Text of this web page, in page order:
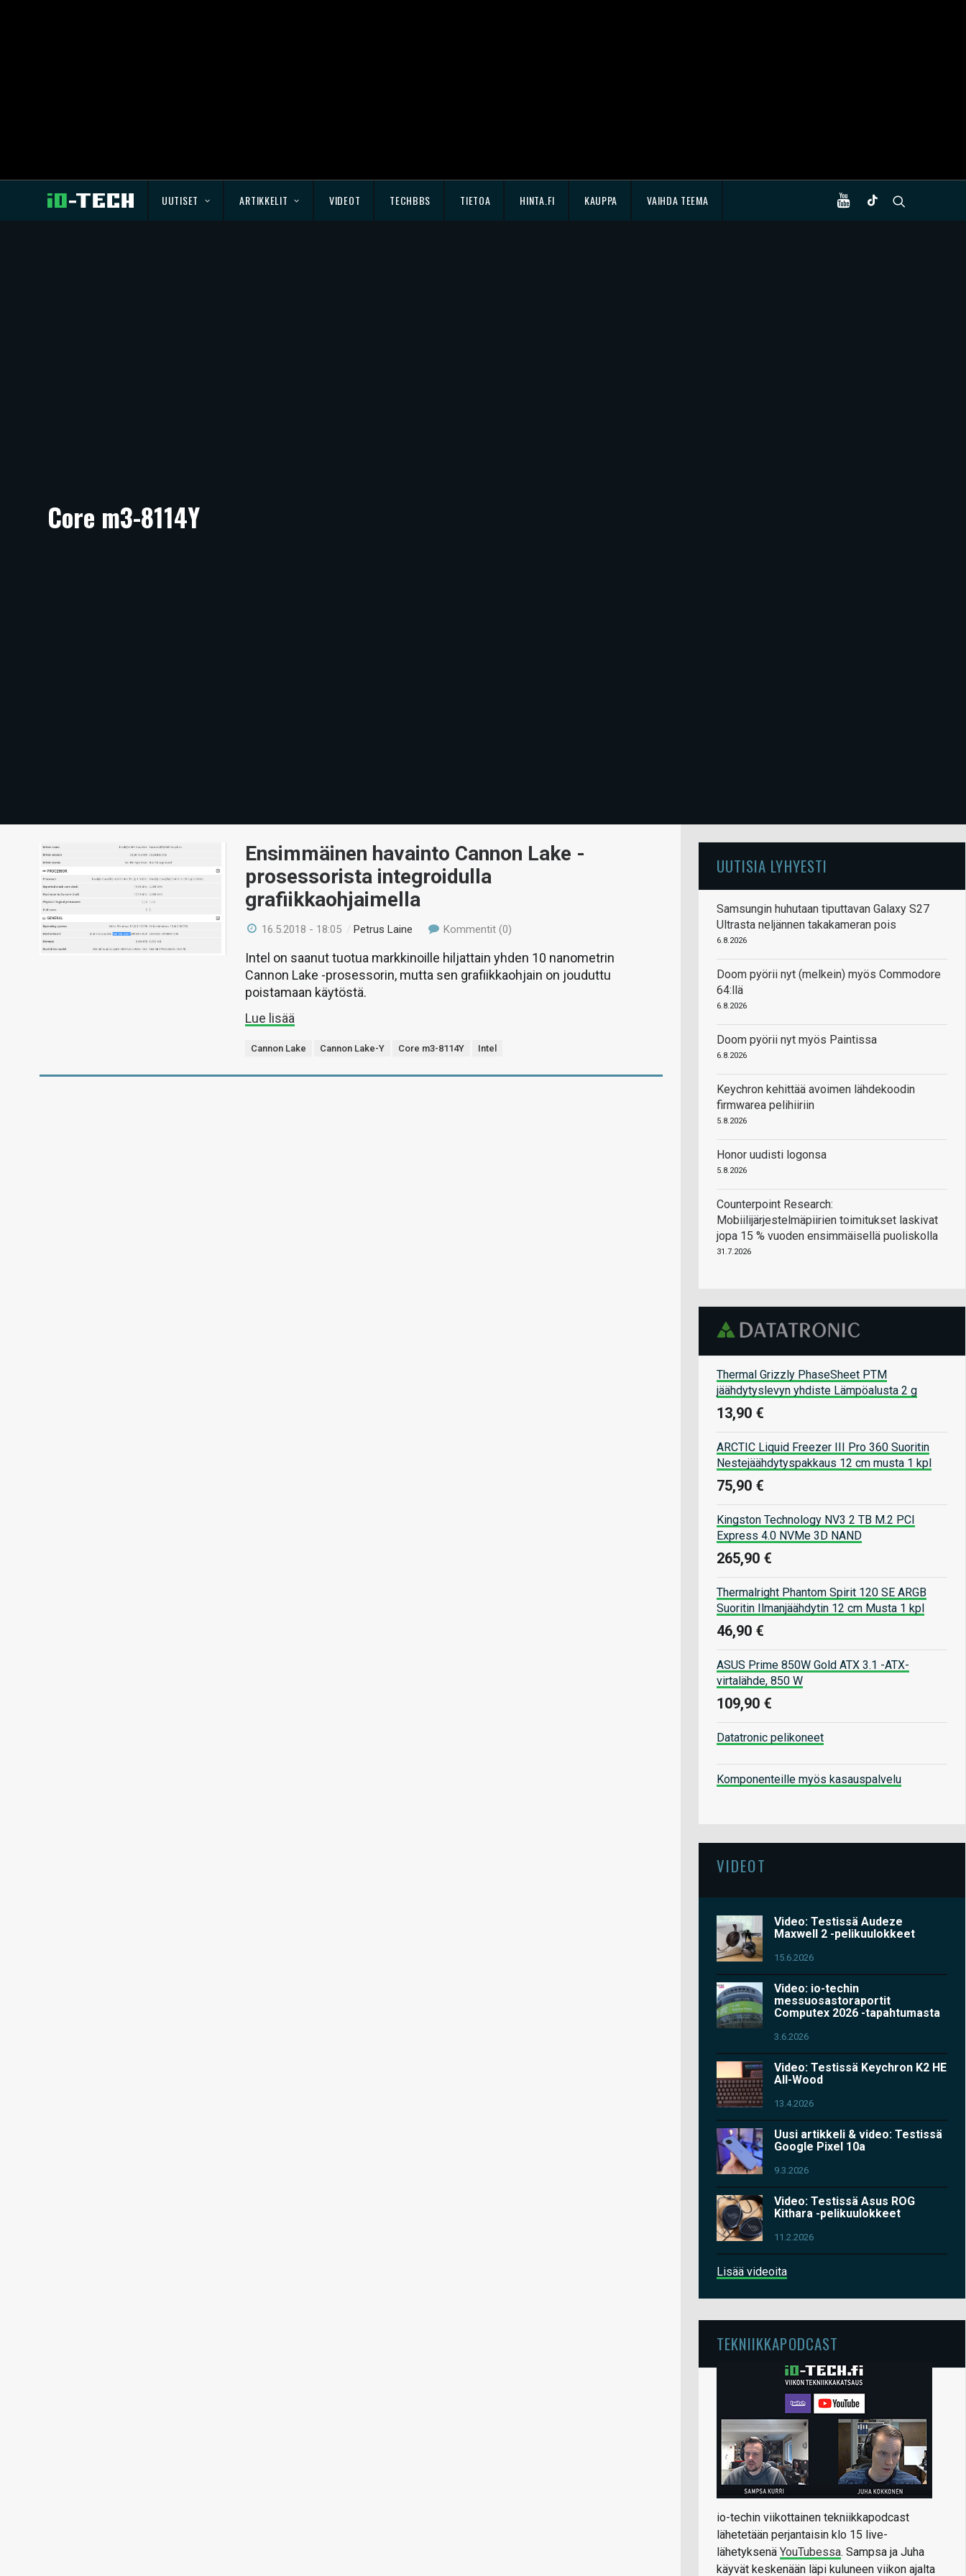
UUTISET ARTIKKELIT VIDEOT TECHBBS TIETOA HINTA.FI KAUPPA VAIHDA TEEMA
Core m3-8114Y
Ensimmäinen havainto Cannon Lake -
prosessorista integroidulla
grafiikkaohjaimella
16.5.2018 - 18:05 /Petrus Laine Kommentit (0)
Intel on saanut tuotua markkinoille hiljattain yhden 10 nanometrin
Cannon Lake -prosessorin, mutta sen grafiikkaohjain on jouduttu
poistamaan käytöstä.
Lue lisää
Cannon Lake Cannon Lake-Y Core m3-8114Y Intel
UUTISIA LYHYESTI
Samsungin huhutaan tiputtavan Galaxy S27
Ultrasta neljännen takakameran pois
6.8.2026
Doom pyörii nyt (melkein) myös Commodore
64:llä
6.8.2026
Doom pyörii nyt myös Paintissa
6.8.2026
Keychron kehittää avoimen lähdekoodin
firmwarea pelihiiriin
5.8.2026
Honor uudisti logonsa
5.8.2026
Counterpoint Research:
Mobiilijärjestelmäpiirien toimitukset laskivat
jopa 15 % vuoden ensimmäisellä puoliskolla
31.7.2026
Thermal Grizzly PhaseSheet PTM
jäähdytyslevyn yhdiste Lämpöalusta 2 g
13,90 €
ARCTIC Liquid Freezer III Pro 360 Suoritin
Nestejäähdytyspakkaus 12 cm musta 1 kpl
75,90 €
Kingston Technology NV3 2 TB M.2 PCI
Express 4.0 NVMe 3D NAND
265,90 €
Thermalright Phantom Spirit 120 SE ARGB
Suoritin Ilmanjäähdytin 12 cm Musta 1 kpl
46,90 €
ASUS Prime 850W Gold ATX 3.1 -ATX-
virtalähde, 850 W
109,90 €
Datatronic pelikoneet
Komponenteille myös kasauspalvelu
VIDEOT
Video: Testissä Audeze
Maxwell 2 -pelikuulokkeet
15.6.2026
Video: io-techin
messuosastoraportit
Computex 2026 -tapahtumasta
3.6.2026
Video: Testissä Keychron K2 HE
All-Wood
13.4.2026
Uusi artikkeli & video: Testissä
Google Pixel 10a
9.3.2026
Video: Testissä Asus ROG
Kithara -pelikuulokkeet
11.2.2026
Lisää videoita
TEKNIIKKAPODCAST
io-techin viikottainen tekniikkapodcast
lähetetään perjantaisin klo 15 live-
lähetyksenä YouTubessa. Sampsa ja Juha
käyvät keskenään läpi kuluneen viikon ajalta